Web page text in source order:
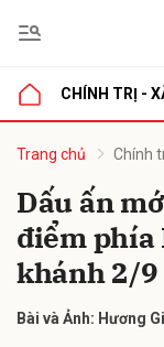
CHÍNH TRỊ -
Trang chủ Chính
Dấu ấn
điểm phía
khánh 2/9
Bài và Ảnh: Hương
luận